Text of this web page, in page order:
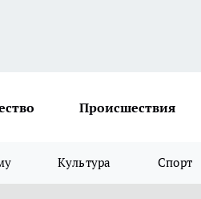
Происшествия
Культура Спорт